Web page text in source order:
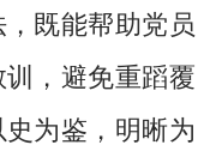
既能帮助党员
，避免重蹈覆
为鉴，明晰为